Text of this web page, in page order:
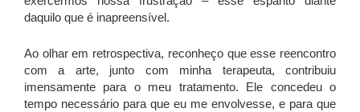
daquilo que é inapreensível.
Ao olhar em retrospectiva, reconheço que esse reencontro
com a arte, junto com minha terapeuta, contribuiu
imensamente para o meu tratamento. Ele concedeu o
tempo necessário para que eu me envolvesse, e para que